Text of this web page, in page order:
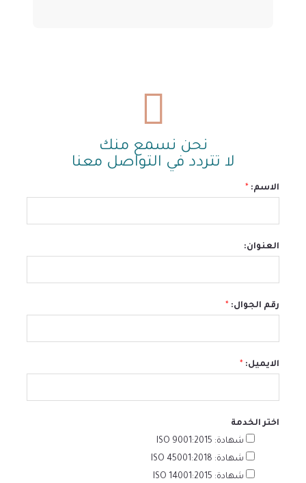
نحن نسمع منك
لا تتردد في التواصل معنا
الاسم: *
العنوان:
رقم الجوال: *
الايميل: *
اختر الخدمة
شهادة: ISO 9001:2015
شهادة: ISO 45001:2018
شهادة: ISO 14001:2015